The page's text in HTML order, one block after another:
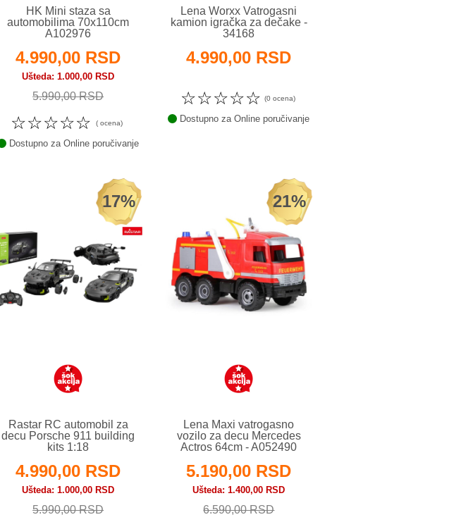
HK Mini staza sa
automobilima 70x110cm
A102976
4.990,00 RSD
Ušteda 1.000,00 RSD
5.990,00 RSD
☆
☆
☆
☆
☆ ( ocena)
Dostupno za Online poručivanje
Lena Worxx Vatrogasni
kamion igračka za dečake -
34168
4.990,00 RSD
☆
☆
☆
☆
☆ (0 ocena)
Dostupno za Online poručivanje
17%
Rastar RC automobil za
decu Porsche 911 building
kits 1:18
4.990,00 RSD
Ušteda 1.000,00 RSD
5.990,00 RSD
21%
Lena Maxi vatrogasno
vozilo za decu Mercedes
Actros 64cm - A052490
5.190,00 RSD
Ušteda 1.400,00 RSD
6.590,00 RSD